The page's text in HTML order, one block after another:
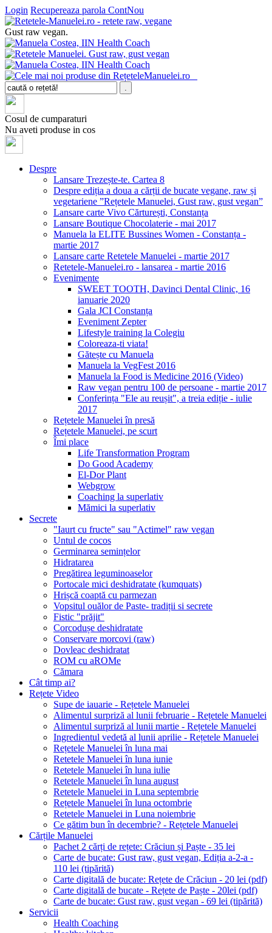
Login Recupereaza parola ContNou
Gust raw vegan.
Cosul de cumparaturi
Nu aveti produse in cos
Despre
Lansare Trezește-te. Cartea 8
Despre ediția a doua a cărții de bucate vegane, raw și
vegetariene ”Rețetele Manuelei, Gust raw, gust vegan”
Lansare carte Vivo Cărturești, Constanța
Lansare Boutique Chocolaterie - mai 2017
Manuela la ELITE Bussines Women - Constanța -
martie 2017
Lansare carte Retetele Manuelei - martie 2017
Retetele-Manuelei.ro - lansarea - martie 2016
Evenimente
SWEET TOOTH, Davinci Dental Clinic, 16
ianuarie 2020
Gala JCI Constanța
Eveniment Zepter
Lifestyle training la Colegiu
Coloreaza-ti viata!
Gătește cu Manuela
Manuela la VegFest 2016
Manuela la Food is Medicine 2016 (Video)
Raw vegan pentru 100 de persoane - martie 2017
Conferința "Ele au reușit", a treia ediție - iulie
2017
Rețetele Manuelei în presă
Rețetele Manuelei, pe scurt
Îmi place
Life Transformation Program
Do Good Academy
El-Dor Plant
Webgrow
Coaching la superlativ
Mămici la superlativ
Secrete
"Iaurt cu fructe" sau "Actimel" raw vegan
Untul de cocos
Germinarea semințelor
Hidratarea
Pregătirea leguminoaselor
Portocale mici deshidratate (kumquats)
Hrișcă coaptă cu parmezan
Vopsitul ouălor de Paste- tradiții si secrete
Fistic "prăjit"
Corcodușe deshidratate
Conservare morcovi (raw)
Dovleac deshidratat
ROM cu aROMe
Cămara
Cât timp ai?
Rețete Video
Supe de iauarie - Rețetele Manuelei
Alimentul surpriză al lunii februarie - Rețetele Manuelei
Alimentul surpriză al lunii martie - Rețetele Manuelei
Ingredientul vedetă al lunii aprilie - Rețetele Manuelei
Rețetele Manuelei în luna mai
Retetele Manuelei în luna iunie
Retetele Manuelei în luna iulie
Retetele Manuelei în luna august
Retetele Manuelei in Luna septembrie
Rețetele Manuelei în luna octombrie
Retetele Manuelei in Luna noiembrie
Ce gătim bun în decembrie? - Rețetele Manuelei
Cărțile Manuelei
Pachet 2 cărți de rețete: Crăciun și Paște - 35 lei
Carte de bucate: Gust raw, gust vegan, Ediția a-2-a -
110 lei (tipărită)
Carte digitală de bucate: Rețete de Crăciun - 20 lei (pdf)
Carte digitală de bucate - Rețete de Paște - 20lei (pdf)
Carte de bucate: Gust raw, gust vegan - 69 lei (tipărită)
Servicii
Health Coaching